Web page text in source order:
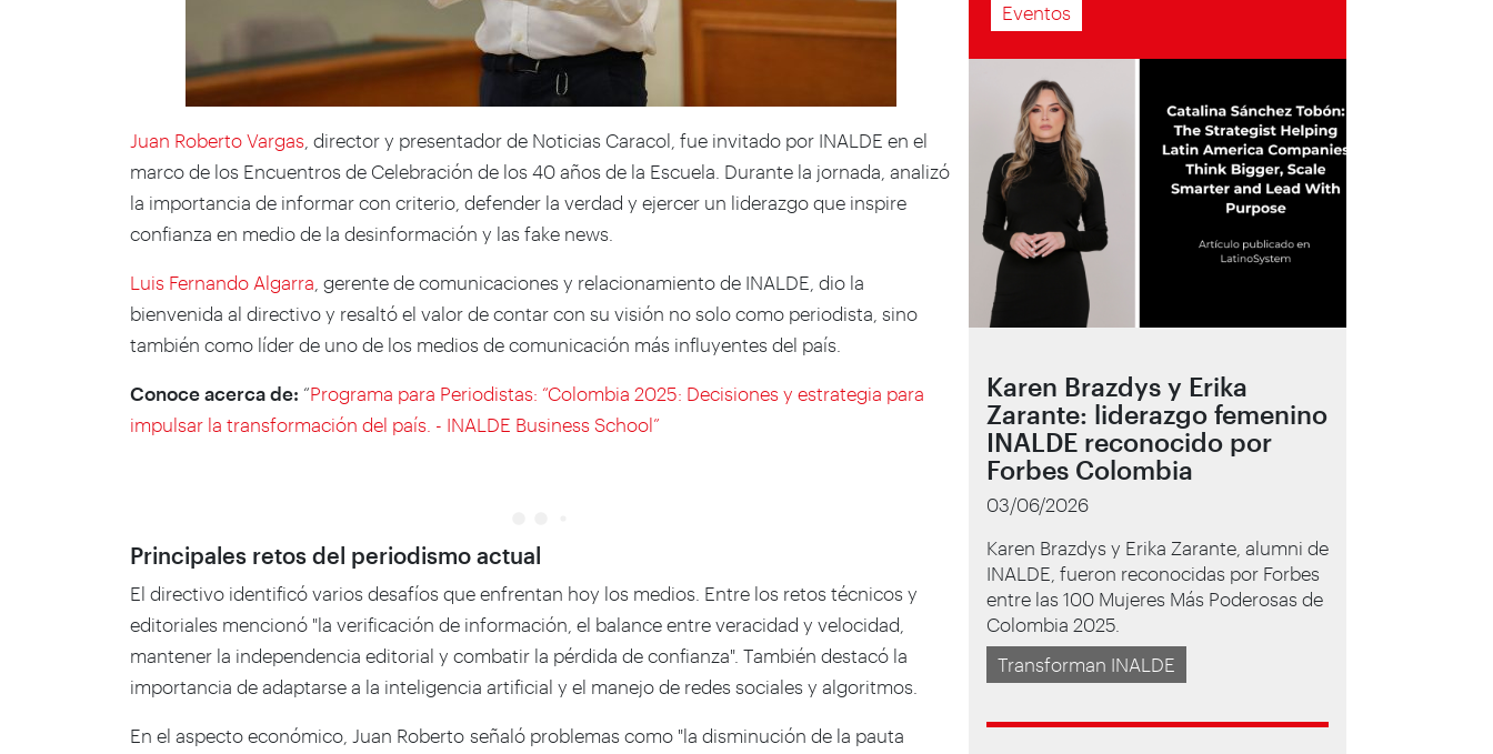
Juan Roberto Vargas , director y presentador de Noticias Caracol, fue invitado por INALDE en el
marco de los Encuentros de Celebración de los 40 años de la Escuela. Durante la jornada, analizó
la importancia de informar con criterio, defender la verdad y ejercer un liderazgo que inspire
confianza en medio de la desinformación y las fake news
Luis Fernando Algarra , gerente de comunicaciones y relacionamiento de INALDE, dio la
bienvenida al directivo y resaltó el valor de contar con su visión no solo como periodista, sino
también como líder de uno de los medios de comunicación más influyentes del país.
Conoce acerca de: “Programa para Periodistas: “Colombia 2025: Decisiones y estrategia para
impulsar la transformación del país. - INALDE Business School”
Principales retos del periodismo actual
El directivo identificó varios desafíos que enfrentan hoy los medios. Entre los retos técnicos y
editoriales mencionó "la verificación de información, el balance entre veracidad y velocidad,
mantener la independencia editorial y combatir la pérdida de confianza". También destacó la
importancia de adaptarse a la inteligencia artificial y el manejo de redes sociales y algoritmos.
En el aspecto económico, Juan Roberto señaló problemas como "la disminución de la pauta
Eventos
Karen Brazdys y Erika
Zarante: liderazgo femenino
INALDE reconocido por
Forbes Colombia
03/06/2026
Karen Brazdys y Erika Zarante, alumni de
INALDE, fueron reconocidas por Forbes
entre las 100 Mujeres Más Poderosas de
Colombia 2025.
Transforman INALDE